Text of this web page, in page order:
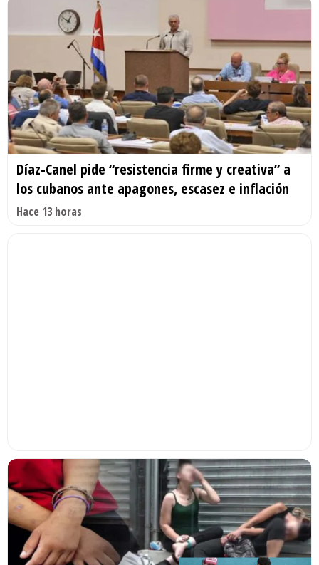
Díaz-Canel pide “resistencia firme y creativa” a
los cubanos ante apagones, escasez e inflación
Hace 13 horas